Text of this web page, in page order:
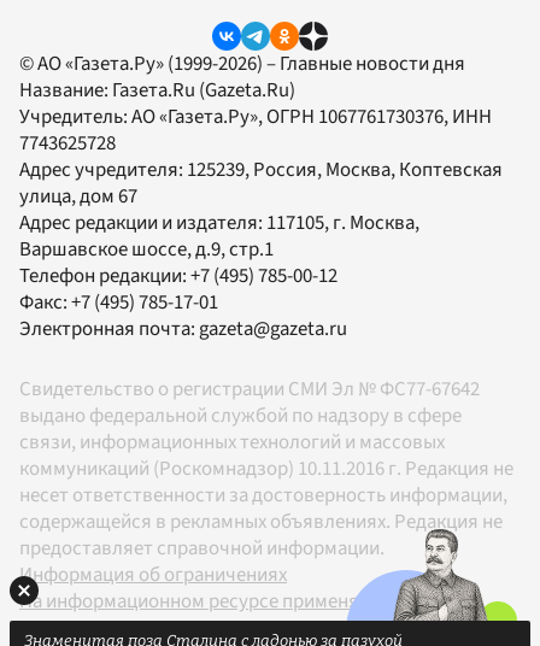
© АО «Газета.Ру» (1999-2026) – Главные новости дня
Название: Газета.Ru (Gazeta.Ru)
Учредитель:АО «Газета.Ру», ОГРН 1067761730376, ИНН
7743625728
Адрес учредителя: 125239, Россия, Москва, Коптевская
улица, дом 67
Адрес редакции и издателя: 117105, г. Москва,
Варшавское шоссе, д.9, стр.1
Телефон редакции:+7 (495) 785-00-12
Факс:+7 (495) 785-17-01
Электронная почта: gazeta@gazeta.ru
Свидетельство о регистрации СМИ Эл № ФС77-67642
выдано федеральной службой по надзору в сфере
связи, информационных технологий и массовых
коммуникаций (Роскомнадзор) 10.11.2016 г. Редакция не
несет ответственности за достоверность информации,
содержащейся в рекламных объявлениях. Редакция не
предоставляет справочной информации.
Информация об ограничениях
На информационном ресурсе применяются
рекомендательные технологии в соответствии с
Знаменитая поза Сталина с ладонью за пазухой